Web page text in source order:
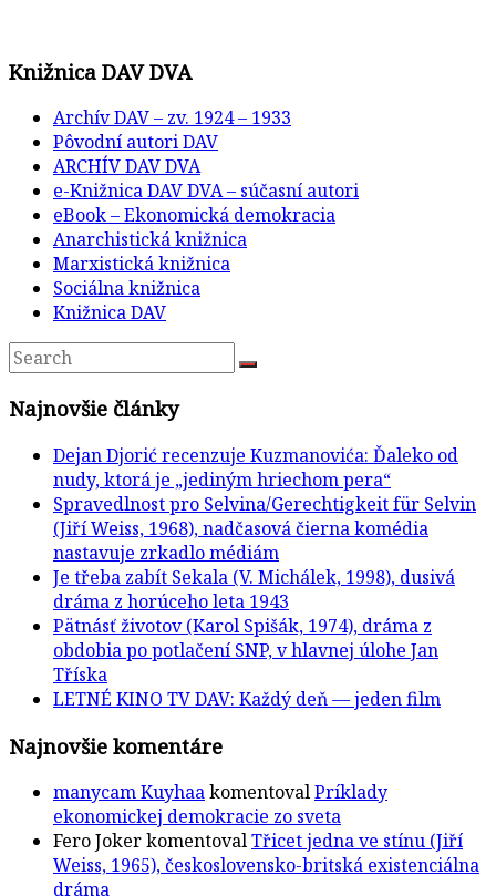
Knižnica DAV DVA
Archív DAV – zv. 1924 – 1933
Pôvodní autori DAV
ARCHÍV DAV DVA
e-Knižnica DAV DVA – súčasní autori
eBook – Ekonomická demokracia
Anarchistická knižnica
Marxistická knižnica
Sociálna knižnica
Knižnica DAV
Najnovšie články
Dejan Djorić recenzuje Kuzmanovića: Ďaleko od
nudy, ktorá je „jediným hriechom pera“
Spravedlnost pro Selvina/Gerechtigkeit für Selvin
(Jiří Weiss, 1968), nadčasová čierna komédia
nastavuje zrkadlo médiám
Je třeba zabít Sekala (V. Michálek, 1998), dusivá
dráma z horúceho leta 1943
Pätnásť životov (Karol Spišák, 1974), dráma z
obdobia po potlačení SNP, v hlavnej úlohe Jan
Tříska
LETNÉ KINO TV DAV: Každý deň — jeden film
Najnovšie komentáre
manycam KuyhaakomentovalPríklady
ekonomickej demokracie zo sveta
Fero JokerkomentovalTřicet jedna ve stínu (Jiří
Weiss, 1965), československo-britská existenciálna
dráma